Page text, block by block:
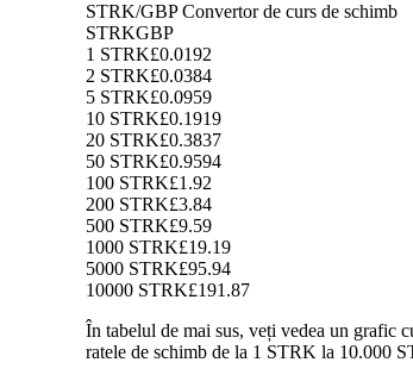
STRK/GBP Convertor de curs de schimb
STRKGBP
1 STRK£0.0192
2 STRK£0.0384
5 STRK£0.0959
10 STRK£0.1919
20 STRK£0.3837
50 STRK£0.9594
100 STRK£1.92
200 STRK£3.84
500 STRK£9.59
1000 STRK£19.19
5000 STRK£95.94
10000 STRK£191.87
În tabelul de mai sus, veți vedea un grafic
ratele de schimb de la 1 STRK la 10.000